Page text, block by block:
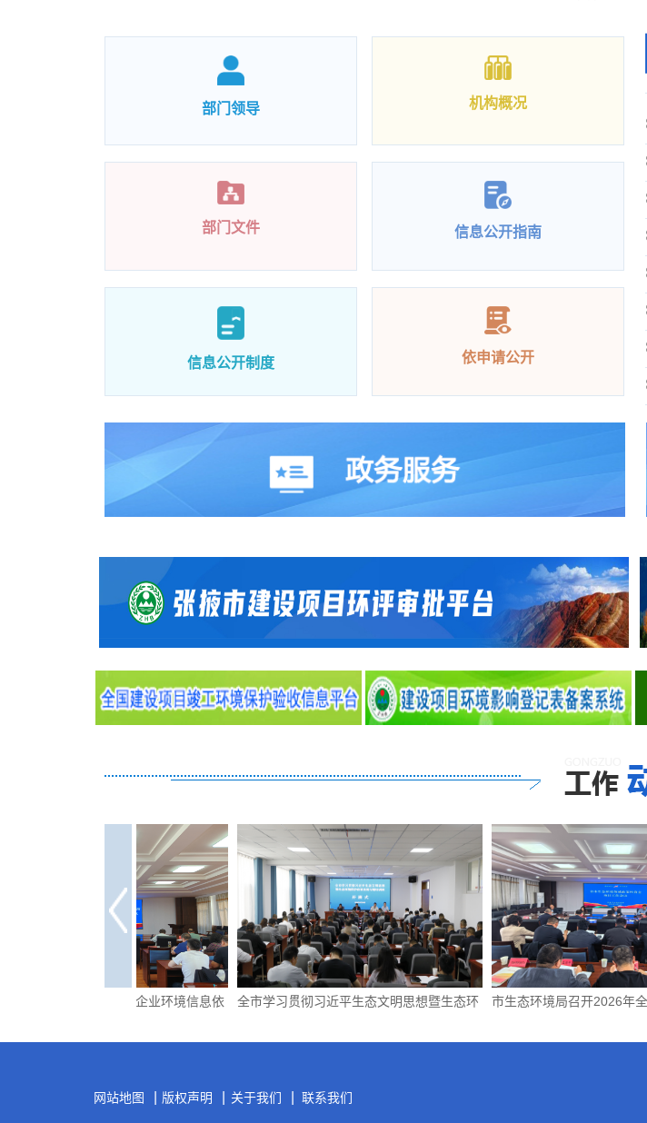
部门领导 机构概况
部门文件 信息公开指南
信息公开制度 依申请公开
全市学习贯彻习近平生态文明思想暨生态环
市生态环境局召开2026年全市生态环境领域
网站地图 版权声明 关于我们 联系我们